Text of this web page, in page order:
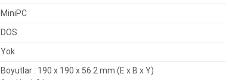
MiniPC
DOS
Yok
Boyutlar : 190 x 190 x 56.2 mm (E x B x Y)